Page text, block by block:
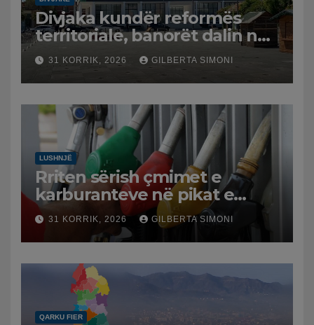
Divjaka kundër reformës
territoriale, banorët dalin në
protestë.
31 KORRIK, 2026 GILBERTA SIMONI
LUSHNJË
Rriten sërish çmimet e
karburanteve në pikat e
karburanteve në Lushnjë.
Tensionet në Lindjen e
Mesme shtrenjtojnë naftën
dhe benzinën në vend
31 KORRIK, 2026 GILBERTA SIMONI
QARKU FIER